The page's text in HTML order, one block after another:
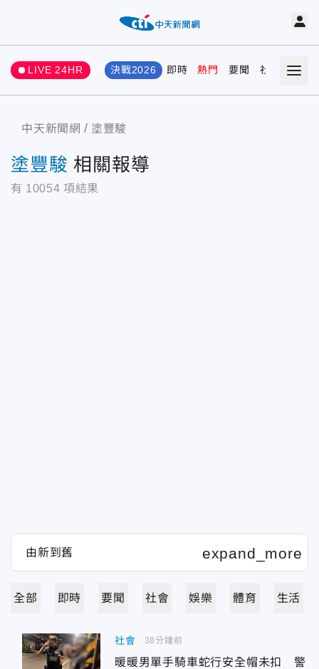
LIVE 24HR 決戰2026 即時 熱門 要聞 社會 娛樂
中天新聞網 塗豐駿
塗豐駿 相關報導
有 10054 項結果
全部 即時 要聞 社會 娛樂 體育 生活
社會
暖暖男單手騎車蛇行安全帽未扣 警
38分鐘前